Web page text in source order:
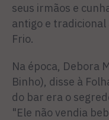
seus irmãos e
antigo e tradicional
Frio.
Na época, Debora
Binho), disse à
do bar era o
"Ele não vendia